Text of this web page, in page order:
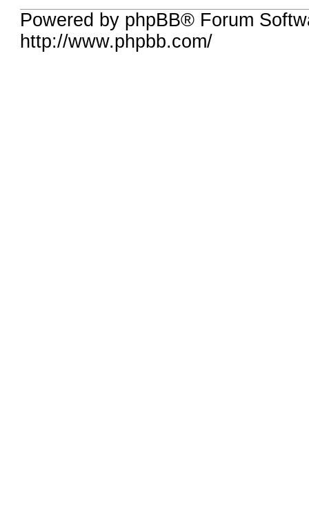
Powered by phpBB® Forum
http://www.phpbb.com/